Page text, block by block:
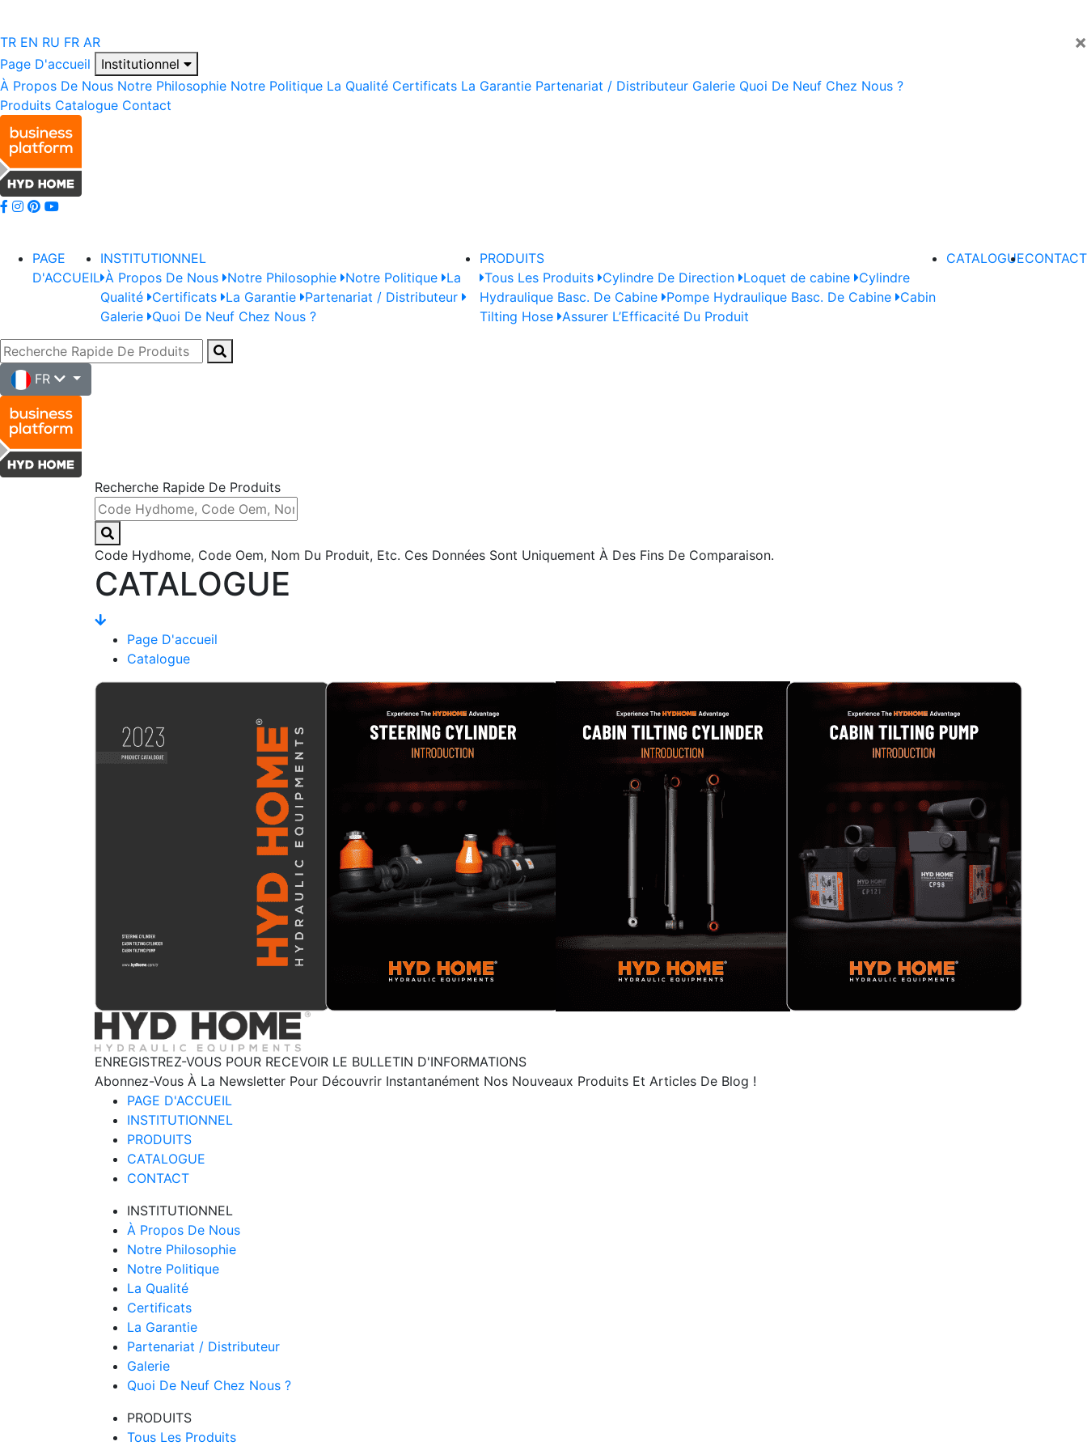
×
TR EN RU FR AR
Page D'accueil
Institutionnel
À Propos De Nous Notre Philosophie Notre Politique La Qualité Certificats La Garantie Partenariat / Distributeur Galerie Quoi De Neuf Chez Nous ?
Produits Catalogue Contact
PAGE
D'ACCUEIL
INSTITUTIONNEL
À Propos De Nous Notre Philosophie Notre Politique La
Qualité Certificats La Garantie Partenariat / Distributeur
Galerie Quoi De Neuf Chez Nous ?
PRODUITS
Tous Les Produits Cylindre De Direction Loquet de cabine Cylindre
Hydraulique Basc. De Cabine Pompe Hydraulique Basc. De Cabine Cabin
Tilting Hose Assurer L’Efficacité Du Produit
CATALOGUECONTACT
FR
Recherche Rapide De Produits
Code Hydhome, Code Oem, Nom Du Produit, Etc. Ces Données Sont Uniquement À Des Fins De Comparaison.
CATALOGUE
Page D'accueil
Catalogue
ENREGISTREZ-VOUS POUR RECEVOIR LE BULLETIN D'INFORMATIONS
Abonnez-Vous À La Newsletter Pour Découvrir Instantanément Nos Nouveaux Produits Et Articles De Blog !
PAGE D'ACCUEIL
INSTITUTIONNEL
PRODUITS
CATALOGUE
CONTACT
INSTITUTIONNEL
À Propos De Nous
Notre Philosophie
Notre Politique
La Qualité
Certificats
La Garantie
Partenariat / Distributeur
Galerie
Quoi De Neuf Chez Nous ?
PRODUITS
Tous Les Produits